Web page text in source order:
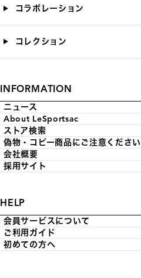
コラボレーション
コレクション
INFORMATION
ニュース
About LeSportsac
ストア検索
偽物・コピー商品にご注意ください
会社概要
採用サイト
HELP
会員サービスについて
ご利用ガイド
初めての方へ